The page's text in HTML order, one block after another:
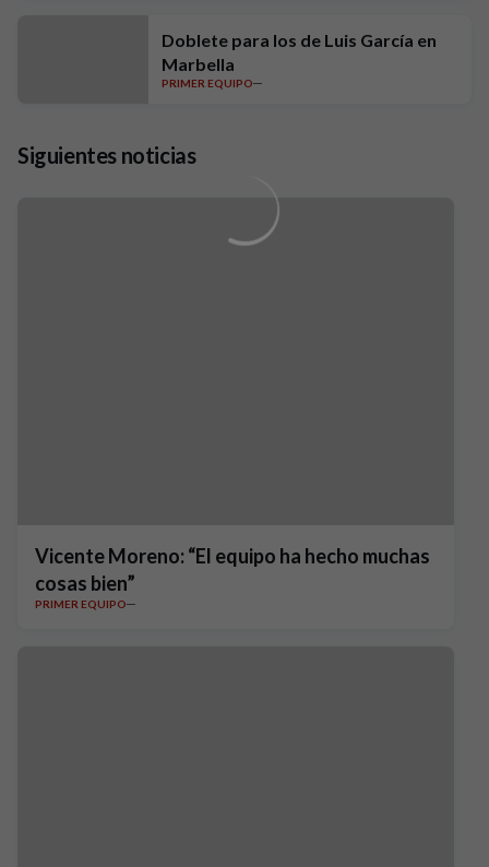
Doblete para los de Luis García en
Marbella
PRIMER EQUIPO
Siguientes noticias
Vicente Moreno: “El equipo ha hecho muchas
cosas bien”
PRIMER EQUIPO